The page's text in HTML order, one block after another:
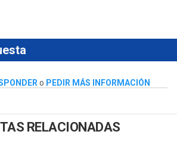
o PEDIR MÁS INFORMACIÓN
RELACIONADAS